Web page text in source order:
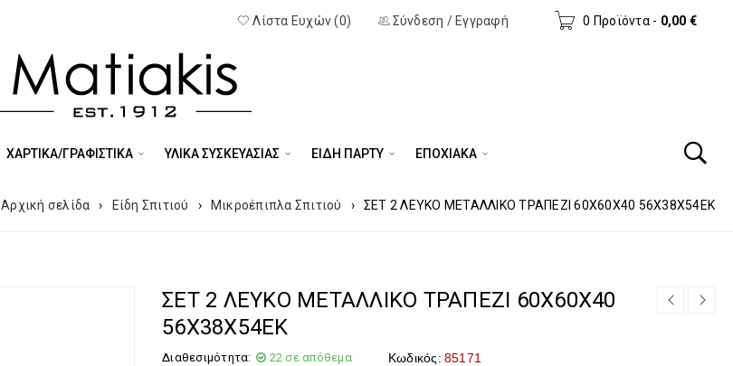
0 Προϊόντα - 0,00 €
Σύνδεση / Εγγραφή
Λίστα Ευχών (0)
ΧΑΡΤΙΚΑ/ΓΡΑΦΙΣΤΙΚΑ ΥΛΙΚΑ ΣΥΣΚΕΥΑΣΙΑΣ ΕΊΔΗ ΠΆΡΤΥ ΕΠΟΧΙΑΚΑ
Αρχική σελίδα › Είδη Σπιτιού › Μικροέπιπλα Σπιτιού › ΣΕΤ 2 ΛΕΥΚΟ ΜΕΤΑΛΛΙΚΟ ΤΡΑΠΕΖΙ 60Χ60Χ40 56Χ38Χ54ΕΚ
ΣΕΤ 2 ΛΕΥΚΟ ΜΕΤΑΛΛΙΚΟ ΤΡΑΠΕΖΙ 60Χ60Χ40
56Χ38Χ54ΕΚ
Διαθεσιμότητα: 22 σε απόθεμα Κωδικός: 85171